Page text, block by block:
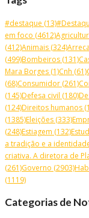
#destaque (13)
em foco (4612)
(412)Animais (324)
(499)Bombeiros (131)
Mara Borges (1)Cnh (61)
(68)Consumidor (261)
(145)Defesa civil (180)
(124)Direitos humanos
(1385)Eleições (333)
(248)Estiagem (132)
a tradição e a
criativa. A diretora de
(261)Governo (2903)
(1119)
Categorias de